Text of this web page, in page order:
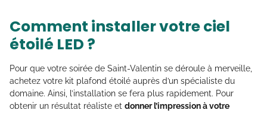
Comment installer votre ciel
étoilé LED ?
Pour que votre soirée de Saint-Valentin se déroule à merveille,
achetez votre kit plafond étoilé auprès d’un spécialiste du
domaine. Ainsi, l’installation se fera plus rapidement. Pour
obtenir un résultat réaliste et donner l’impression à votre